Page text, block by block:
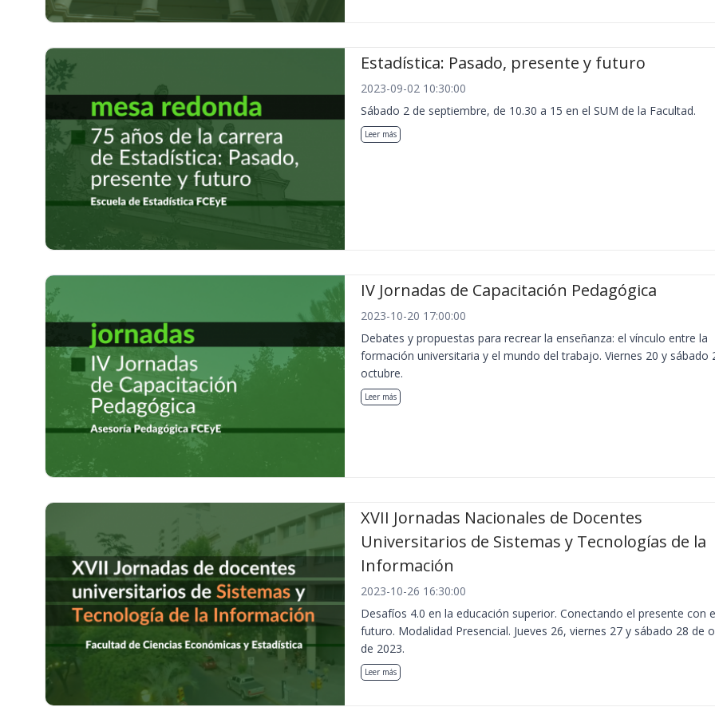
Estadística: Pasado, presente y futuro
2023-09-02 10:30:00
Sábado 2 de septiembre, de 10.30 a 15 en el SUM de la Facultad.
Leer más
IV Jornadas de Capacitación Pedagógica
2023-10-20 17:00:00
Debates y propuestas para recrear la enseñanza: el vínculo entre la
formación universitaria y el mundo del trabajo. Viernes 20 y sábado
octubre.
Leer más
XVII Jornadas Nacionales de Docentes
Universitarios de Sistemas y Tecnologías de la
Información
2023-10-26 16:30:00
Desafíos 4.0 en la educación superior. Conectando el presente con
futuro. Modalidad Presencial. Jueves 26, viernes 27 y sábado 28 de
de 2023.
Leer más